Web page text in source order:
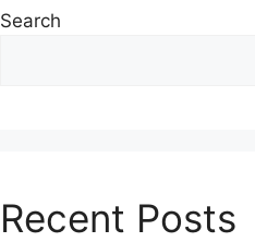
Search
Recent Posts